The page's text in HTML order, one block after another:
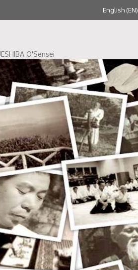
English (EN)
O'Sensei